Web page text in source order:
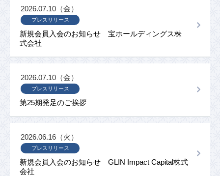
新規会員入会のお知らせ 宝ホールディングス株
式会社
プレスリリース
2026.07.10（金）
第25期発足のご挨拶
プレスリリース
2026.07.10（金）
新規会員入会のお知らせ GLIN Impact Capital株式
会社
プレスリリース
2026.06.16（火）